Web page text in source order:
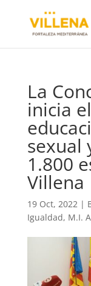
La
inicia
sexual
1.800
Villena
19 Oct, 2022|
Igualdad, M.I.